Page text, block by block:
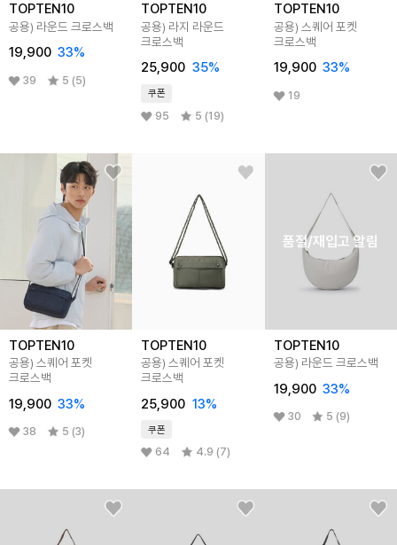
TOPTEN10
공용) 라운드 크로스백
19,900 33%
39 5 (5)
TOPTEN10
공용) 라지 라운드
크로스백
25,900 35%
쿠폰
95 5 (19)
TOPTEN10
공용) 스퀘어 포켓
크로스백
19,900 33%
19
TOPTEN10
공용) 스퀘어 포켓
크로스백
19,900 33%
38 5 (3)
TOPTEN10
공용) 스퀘어 포켓
크로스백
25,900 13%
쿠폰
64 4.9 (7)
품절/재입고 알림
TOPTEN10
공용) 라운드 크로스백
19,900 33%
30 5 (9)